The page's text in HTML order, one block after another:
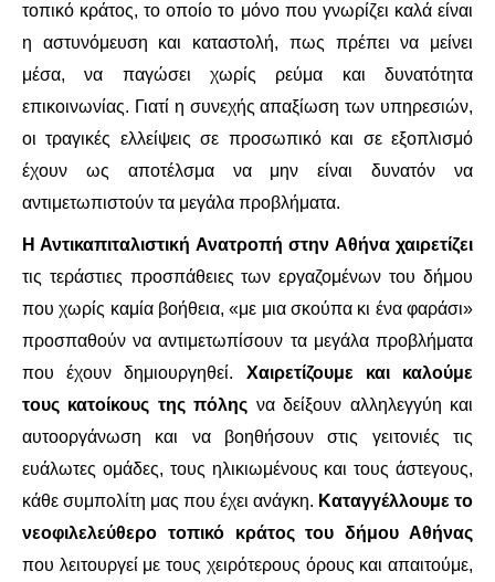
ΝΕΟΛΑΊΑ
ΑΝΤΙΦΑΣΙΣΤΙΚΌ
ΑΝΤΙΡΑΤΣΙΣΤΙΚΌ
ΓΥΝΑΙΚΕΊΟ
LGBTQIA+
ΠΕΡΙΒΆΛΛΟΝ
ΚΙΝΉΜΑΤΑ ΠΌΛΗΣ
ΙΣΤΟΡΊΑ / ΘΕΩΡΊΑ
ΙΣΤΟΡΊΑ
ΘΕΩΡΊΑ
τοπικό κράτος, το οποίο το μόνο που γνωρίζει καλά είναι
η αστυνόμευση και καταστολή, πως πρέπει να μείνει
μέσα, να παγώσει χωρίς ρεύμα και δυνατότητα
επικοινωνίας. Γιατί η συνεχής απαξίωση των υπηρεσιών,
οι τραγικές ελλείψεις σε προσωπικό και σε εξοπλισμό
έχουν ως αποτέλσμα να μην είναι δυνατόν να
αντιμετωπιστούν τα μεγάλα προβλήματα.
Η Αντικαπιταλιστική Ανατροπή στην Αθήνα χαιρετίζει
τις τεράστιες προσπάθειες των εργαζομένων του δήμου
που χωρίς καμία βοήθεια, «με μια σκούπα κι ένα φαράσι»
προσπαθούν να αντιμετωπίσουν τα μεγάλα προβλήματα
που έχουν δημιουργηθεί. Χαιρετίζουμε και καλούμε
τους κατοίκους της πόλης να δείξουν αλληλεγγύη και
αυτοοργάνωση και να βοηθήσουν στις γειτονιές τις
ευάλωτες ομάδες, τους ηλικιωμένους και τους άστεγους,
κάθε συμπολίτη μας που έχει ανάγκη. Καταγγέλλουμε το
νεοφιλελεύθερο τοπικό κράτος του δήμου Αθήνας
που λειτουργεί με τους χειρότερους όρους και απαιτούμε,